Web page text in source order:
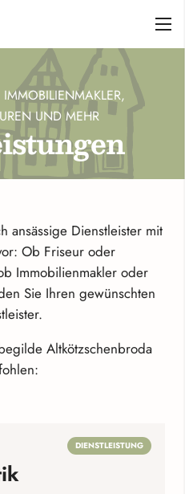
UND MEHR
ansässige Dienstleister mit
Ob Friseur oder
Immobilienmakler oder
Sie Ihren gewünschten
Altkötzschenbroda
DIENSTLEISTUNG